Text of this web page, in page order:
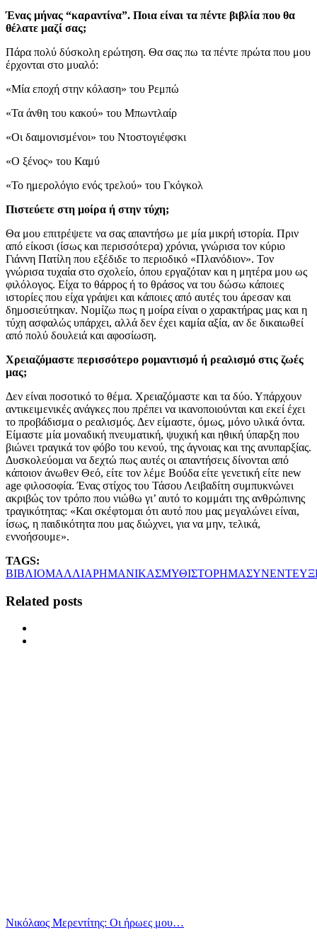
Ένας μήνας “καραντίνα”. Ποια είναι τα πέντε βιβλία που θα
θέλατε μαζί σας;
Πάρα πολύ δύσκολη ερώτηση. Θα σας πω τα πέντε πρώτα που μου
έρχονται στο μυαλό:
«Μία εποχή στην κόλαση» του Ρεμπώ
«Τα άνθη του κακού» του Μπωντλαίρ
«Οι δαιμονισμένοι» του Ντοστογιέφσκι
«Ο ξένος» του Καμύ
«Το ημερολόγιο ενός τρελού» του Γκόγκολ
Πιστεύετε στη μοίρα ή στην τύχη;
Θα μου επιτρέψετε να σας απαντήσω με μία μικρή ιστορία. Πριν
από είκοσι (ίσως και περισσότερα) χρόνια, γνώρισα τον κύριο
Γιάννη Πατίλη που εξέδιδε το περιοδικό «Πλανόδιον». Τον
γνώρισα τυχαία στο σχολείο, όπου εργαζόταν και η μητέρα μου ως
φιλόλογος. Είχα το θάρρος ή το θράσος να του δώσω κάποιες
ιστορίες που είχα γράψει και κάποιες από αυτές του άρεσαν και
δημοσιεύτηκαν. Νομίζω πως η μοίρα είναι ο χαρακτήρας μας και η
τύχη ασφαλώς υπάρχει, αλλά δεν έχει καμία αξία, αν δε δικαιωθεί
από πολύ δουλειά και αφοσίωση.
Χρειαζόμαστε περισσότερο ρομαντισμό ή ρεαλισμό στις ζωές
μας;
Δεν είναι ποσοτικό το θέμα. Χρειαζόμαστε και τα δύο. Υπάρχουν
αντικειμενικές ανάγκες που πρέπει να ικανοποιούνται και εκεί έχει
το προβάδισμα ο ρεαλισμός. Δεν είμαστε, όμως, μόνο υλικά όντα.
Είμαστε μία μοναδική πνευματική, ψυχική και ηθική ύπαρξη που
βιώνει τραγικά τον φόβο του κενού, της άγνοιας και της ανυπαρξίας.
Δυσκολεύομαι να δεχτώ πως αυτές οι απαντήσεις δίνονται από
κάποιον άνωθεν Θεό, είτε τον λέμε Βούδα είτε γενετική είτε new
age φιλοσοφία. Ένας στίχος του Τάσου Λειβαδίτη συμπυκνώνει
ακριβώς τον τρόπο που νιώθω γι’ αυτό το κομμάτι της ανθρώπινης
τραγικότητας: «Και σκέφτομαι ότι αυτό που μας μεγαλώνει είναι,
ίσως, η παιδικότητα που μας διώχνει, για να μην, τελικά,
εννοήσουμε».
TAGS:
ΒΙΒΛΙΟΜΑΛΛΙΑΡΗΜΑΝΙΚΑΣΜΥΘΙΣΤΟΡΗΜΑ
Related posts
Νικόλαος Μερεντίτης: Οι ήρωες μου…